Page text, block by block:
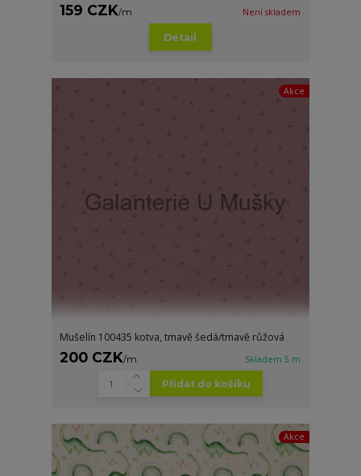
159 CZK/m Není skladem
Detail
Akce
Mušelín 100435 kotva, tmavě šedá/tmavě růžová
200 CZK/m Skladem 5 m
Přidat do košíku
Akce